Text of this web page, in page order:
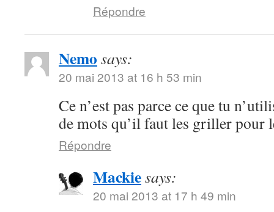
Répondre
Nemo says:
20 mai 2013 at 16 h 53 min
Ce n’est pas parce ce que tu
de mots qu’il faut les griller pour
Répondre
Mackiesays:
20 mai 2013 at 17 h 49 min